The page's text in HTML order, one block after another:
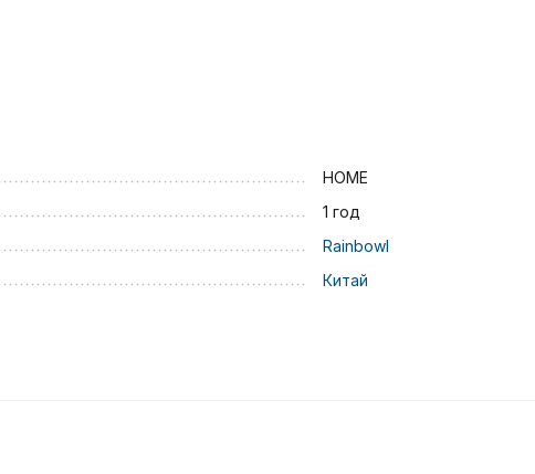
HOME
1 год
Rainbowl
Китай